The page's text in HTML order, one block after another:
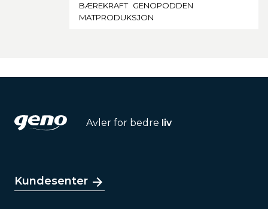
BÆREKRAFT GENOPODDEN
MATPRODUKSJON
Avler for bedre liv
Kundesenter